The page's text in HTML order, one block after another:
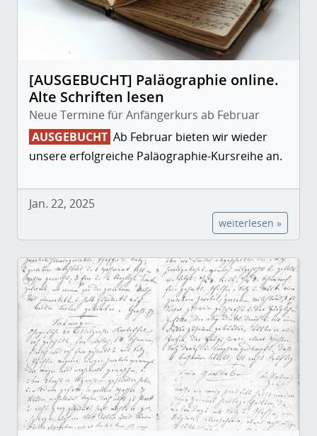
[AUSGEBUCHT] Paläographie online.
Alte Schriften lesen
Neue Termine für Anfängerkurs ab Februar
AUSGEBUCHT Ab Februar bieten wir wieder
unsere erfolgreiche Paläographie-Kursreihe an.
Jan. 22, 2025
weiterlesen »